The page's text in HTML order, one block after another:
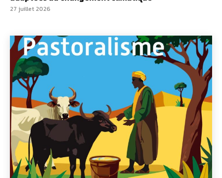
27 juillet 2026